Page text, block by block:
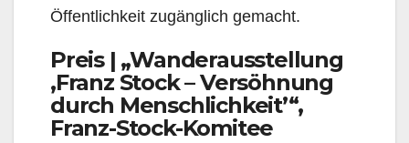
Öffentlichkeit zugänglich gemacht.
Preis | „Wanderausstellung
‚Franz Stock – Versöhnung
durch Menschlichkeit’“,
Franz-Stock-Komitee